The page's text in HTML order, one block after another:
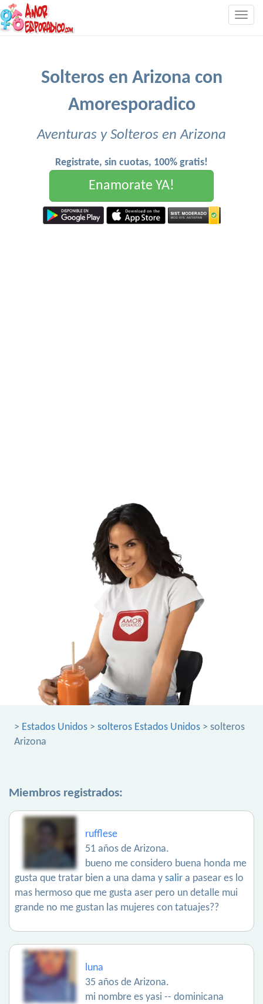
Solteros en Arizona con
Amoresporadico
Aventuras y Solteros en Arizona
Registrate, sin cuotas, 100% gratis!
Enamorate YA!
> Estados Unidos > solteros Estados Unidos > solteros
Arizona
Miembros registrados:
rufflese
51 años de Arizona.
bueno me considero buena honda me
gusta que tratar bien a una dama y salir a pasear es lo
mas hermoso que me gusta aser pero un detalle mui
grande no me gustan las mujeres con tatuajes??
luna
35 años de Arizona.
mi nombre es yasi -- dominicana